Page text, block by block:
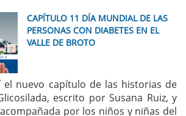
CAPÍTULO 11 DÍA MUNDIAL DE LAS
PERSONAS CON DIABETES EN EL
VALLE DE BROTO
el nuevo capítulo de las historias de
escrito por Susana Ruiz, y
por los niños y niñas del